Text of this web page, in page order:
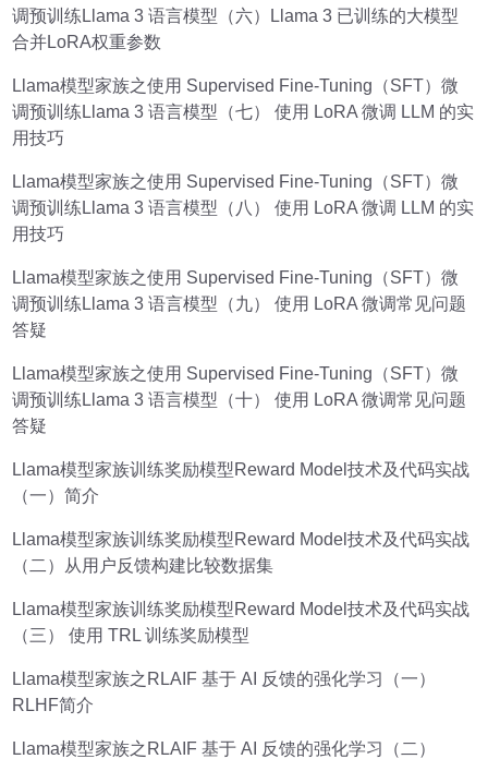
调预训练Llama 3 语言模型（六）Llama 3 已训练的大模型
合并LoRA权重参数
Llama模型家族之使用 Supervised Fine-Tuning（SFT）微
调预训练Llama 3 语言模型（七） 使用 LoRA 微调 LLM 的实
用技巧
Llama模型家族之使用 Supervised Fine-Tuning（SFT）微
调预训练Llama 3 语言模型（八） 使用 LoRA 微调 LLM 的实
用技巧
Llama模型家族之使用 Supervised Fine-Tuning（SFT）微
调预训练Llama 3 语言模型（九） 使用 LoRA 微调常见问题
答疑
Llama模型家族之使用 Supervised Fine-Tuning（SFT）微
调预训练Llama 3 语言模型（十） 使用 LoRA 微调常见问题
答疑
Llama模型家族训练奖励模型Reward Model技术及代码实战
（一）简介
Llama模型家族训练奖励模型Reward Model技术及代码实战
（二）从用户反馈构建比较数据集
Llama模型家族训练奖励模型Reward Model技术及代码实战
（三） 使用 TRL 训练奖励模型
Llama模型家族之RLAIF 基于 AI 反馈的强化学习（一）
RLHF简介
Llama模型家族之RLAIF 基于 AI 反馈的强化学习（二）